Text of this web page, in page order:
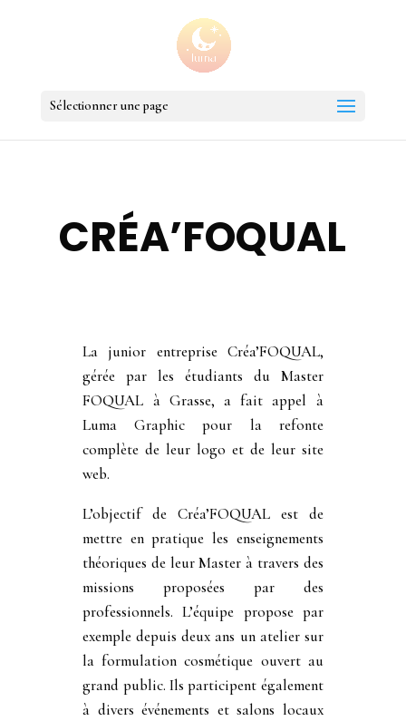
Sélectionner une page
CRÉA’FOQUAL
La junior entreprise Créa’FOQUAL,
gérée par les étudiants du Master
FOQUAL à Grasse, a fait appel à
Luma Graphic pour la refonte
complète de leur logo et de leur site
web.
L’objectif de Créa’FOQUAL est de
mettre en pratique les enseignements
théoriques de leur Master à travers des
missions proposées par des
professionnels. L’équipe propose par
exemple depuis deux ans un atelier sur
la formulation cosmétique ouvert au
grand public. Ils participent également
à divers événements et salons locaux